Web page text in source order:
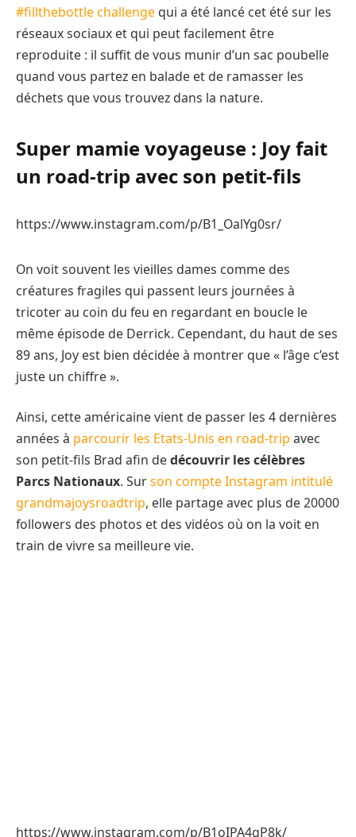
#fillthebottle challenge qui a été lancé cet été sur les
réseaux sociaux et qui peut facilement être
reproduite : il suffit de vous munir d’un sac poubelle
quand vous partez en balade et de ramasser les
déchets que vous trouvez dans la nature.
Super mamie voyageuse : Joy fait
un road-trip avec son petit-fils
https://www.instagram.com/p/B1_OalYg0sr/
On voit souvent les vieilles dames comme des
créatures fragiles qui passent leurs journées à
tricoter au coin du feu en regardant en boucle le
même épisode de Derrick. Cependant, du haut de ses
89 ans, Joy est bien décidée à montrer que « l’âge c’est
juste un chiffre ».
Ainsi, cette américaine vient de passer les 4 dernières
années à parcourir les Etats-Unis en road-trip avec
son petit-fils Brad afin dedécouvrir les célèbres
Parcs Nationaux. Surson compte Instagram intitulé
grandmajoysroadtrip, elle partage avec plus de 20000
followers des photos et des vidéos où on la voit en
train de vivre sa meilleure vie.
https://www.instagram.com/p/B1oIPA4gP8k/